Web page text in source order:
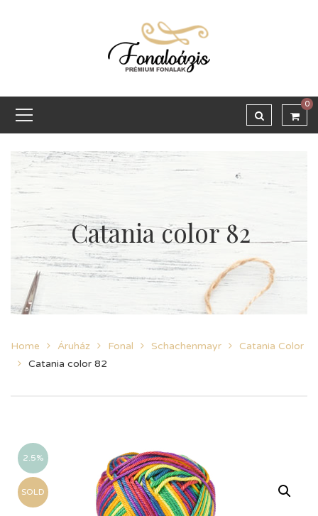
0
Catania color 82
Home Áruház Fonal Schachenmayr
Catania Color
Catania color 82
2.5%
SOLD